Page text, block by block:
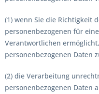
(1) wenn Sie die Richtigkeit
personenbezogenen für
Verantwortlichen
personenbezogenen Daten
(2) die Verarbeitung
personenbezogenen Daten